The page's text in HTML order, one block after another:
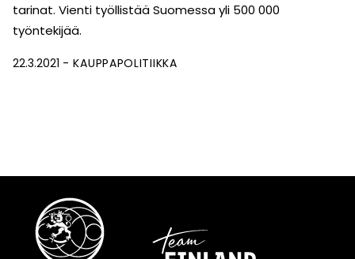
tarinat. Vienti työllistää Suomessa yli 500 000
työntekijää.
22.3.2021 KAUPPAPOLITIIKKA